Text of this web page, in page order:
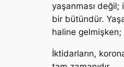
yaşanması değil;
bir bütündür.
haline gelmişken;
İktidarların,